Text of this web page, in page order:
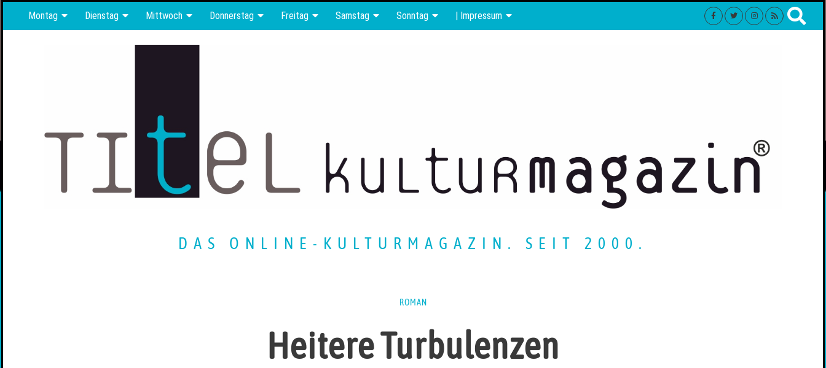
Montag Dienstag Mittwoch Donnerstag Freitag Samstag Sonntag | Impressum
DAS ONLINE-KULTURMAGAZIN. SEIT 2000.
ROMAN
Heitere Turbulenzen